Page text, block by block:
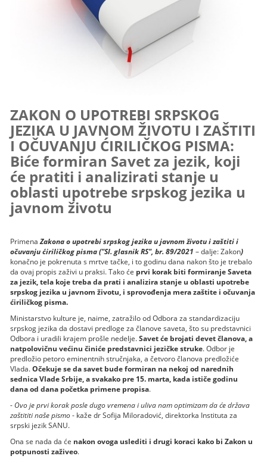
ZAKON O UPOTREBI SRPSKOG
JEZIKA U JAVNOM ŽIVOTU I ZAŠTITI
I OČUVANJU ĆIRILIČKOG PISMA:
Biće formiran Savet za jezik, koji
će pratiti i analizirati stanje u
oblasti upotrebe srpskog jezika u
javnom životu
PrimenaZakona o upotrebi srpskog jezika u javnom životu i zaštiti i
očuvanju ćiriličkog pisma ("Sl. glasnik RS", br. 89/2021– dalje: Zakon)
konačno je pokrenuta s mrtve tačke, i to godinu dana nakon što je trebalo
da ovaj propis zaživi u praksi. Tako će prvi korak biti formiranje Saveta
za jezik, tela koje treba da prati i analizira stanje u oblasti upotrebe
srpskog jezika u javnom životu, i sprovođenja mera zaštite i očuvanja
ćiriličkog pisma.
Ministarstvo kulture je, naime, zatražilo od Odbora za standardizaciju
srpskog jezika da dostavi predloge za članove saveta, što su predstavnici
Odbora i uradili krajem prošle nedelje.Savet će brojati devet članova, a
natpolovičnu većinu činiće predstavnici jezičke struke. Odbor je
predložio petoro eminentnih stručnjaka, a četvoro članova predložiće
Vlada.Očekuje se da savet bude formiran na nekoj od narednih
sednica Vlade Srbije, a svakako pre 15. marta, kada ističe godinu
dana od dana početka primene propisa.
- Ovo je prvi korak posle dugo vremena i uliva nam optimizam da će država
zaštititi naše pismo- kaže dr Sofija Miloradović, direktorka Instituta za
srpski jezik SANU.
Ona se nada da će nakon ovoga uslediti i drugi koraci kako bi Zakon u
potpunosti zaživeo.